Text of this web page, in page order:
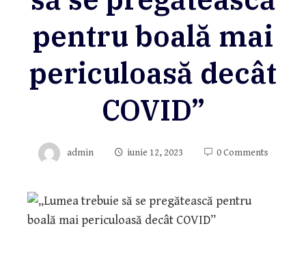
pentru boală mai
periculoasă decât
COVID”
admin iunie 12, 2023 0 Comments